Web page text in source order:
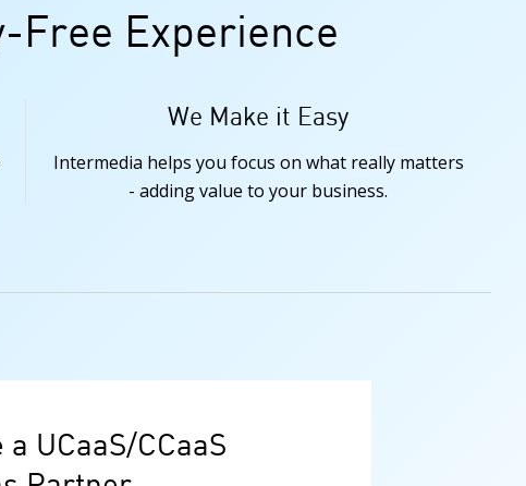
Free Experience
We Make it Easy
Intermedia helps you focus on what really matters
- adding value to your business.
UCaaS/CCaaS